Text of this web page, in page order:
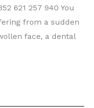
621 257 940 You
from a sudden
face, a dental